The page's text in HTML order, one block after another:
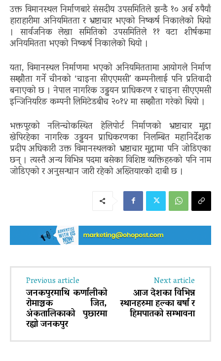
उक्त विमानस्थल निर्माणबारे संसदीय उपसमितिले झन्डै १० अर्ब रुपैयाँ
हाराहारीमा अनियमितता र भ्रष्टाचार भएको निष्कर्ष निकालेको थियो
। सार्वजनिक लेखा समितिको उपसमितिले ११ वटा शीर्षकमा
अनियमितता भएको निष्कर्ष निकालेको थियो ।
यता, विमानस्थल निर्माणमा भएको अनियमिततामा आयोगले निर्माण
सम्झौता गर्ने चीनको ‘चाइना सीएएमसी’ कम्पनीलाई पनि प्रतिवादी
बनाएको छ । नेपाल नागरिक उड्डयन प्राधिकरण र चाइना सीएएमसी
इन्जिनियरिङ कम्पनी लिमिटेडबीच २०१४ मा सम्झौता गरेको थियो ।
भक्तपुरको नलिन्चोकस्थित हेलिपोर्ट निर्माणको भ्रष्टाचार मुद्दा
खेपिरहेका नागरिक उड्डयन प्राधिकरणका निलम्बित महानिर्देशक
प्रदीप अधिकारी उक्त विमानस्थलको भ्रष्टाचार मुद्दामा पनि जोडिएका
छन् । त्यस्तै अन्य विभिन्न पदमा बसेका विशिष्ट व्यक्तिहरुको पनि नाम
जोडिएको र अनुसन्धान जारी रहेको अख्तियारको दाबी छ ।
Previous article
जनकपुरमाथि कर्णालीको
रोमाञ्चक जित,
अंकतालिकाको पुछारमा
रह्यो जनकपुर
Next article
आज देशका विभिन्न
स्थानहरुमा हल्का बर्षा र
हिमपातको सम्भावना